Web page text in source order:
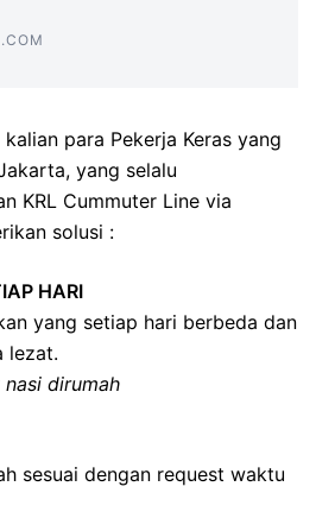
kalian para Pekerja Keras yang
yang selalu
KRL Cummuter Line via
solusi :
HARI
yang setiap hari berbeda dan
lezat.
dirumah
sesuai dengan request waktu